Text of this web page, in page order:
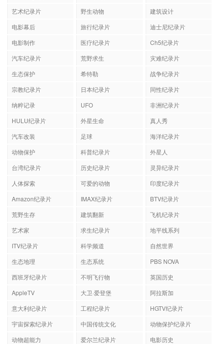
艺术纪录片
野生动物
建筑设计
电影幕后
旅行纪录片
迪士尼纪录片
电影制作
医疗纪录片
Ch5纪录片
汽车纪录片
荒野求生
灾难纪录片
生态保护
希特勒
战争纪录片
宗教纪录片
日本纪录片
同性纪录片
纳粹记录
UFO
非洲纪录片
HULU纪录片
外星生命
真人秀
汽车改装
足球
海洋纪录片
动物保护
科普纪录片
外星人
台湾纪录片
历史纪录片
灵异纪录片
人体探索
可爱的动物
印度纪录片
Amazon纪录片
IMAX纪录片
BTV纪录片
荒野生存
建筑翻新
飞机纪录片
艺术家
求生纪录片
地平线系列
ITV纪录片
科学频道
自然世界
生态地理
生态系统
PBS NOVA
西班牙纪录片
不明飞行物
英国历史
AppleTV
大卫·爱登堡
阿拉斯加
意大利纪录片
工程纪录片
HGTV纪录片
宇宙探索纪录片
中国传统文化
动物保护纪录片
动物超能力
爱尔兰纪录片
电影历史